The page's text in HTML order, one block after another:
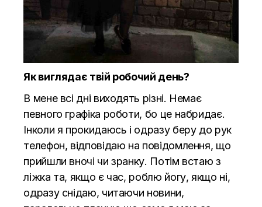
Як виглядає твій робочий день?
В мене всі дні виходять різні. Немає
певного графіка роботи, бо це набридає.
Інколи я прокидаюсь і одразу беру до рук
телефон, відповідаю на повідомлення, що
прийшли вночі чи зранку. Потім встаю з
ліжка та, якщо є час, роблю йогу, якщо ні,
одразу снідаю, читаючи новини,